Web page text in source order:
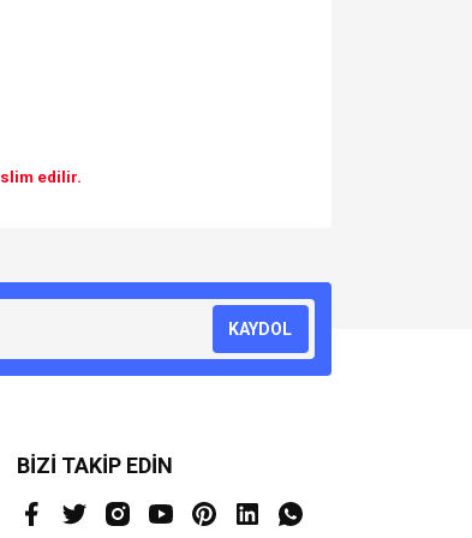
edilir.
KAYDOL
BİZİ TAKİP EDİN